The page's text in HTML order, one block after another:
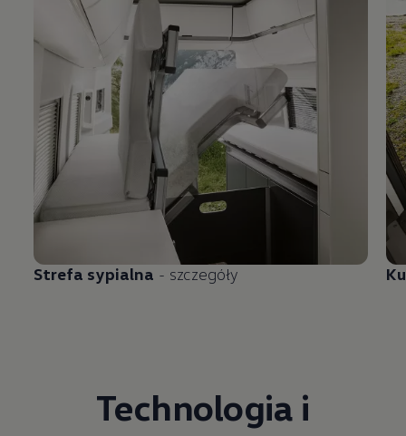
Strefa sypialna - szczegóły
Technologia i